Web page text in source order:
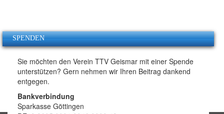
SPENDEN
Sie möchten den Verein TTV Geismar mit einer Spende
unterstützen? Gern nehmen wir Ihren Beitrag dankend
entgegen.
Bankverbindung
Sparkasse Göttingen